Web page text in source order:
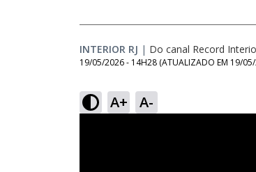
INTERIOR RJ | Do canal Record
19/05/2026 - 14H28 (ATUALIZADO EM 19/
A+ A-